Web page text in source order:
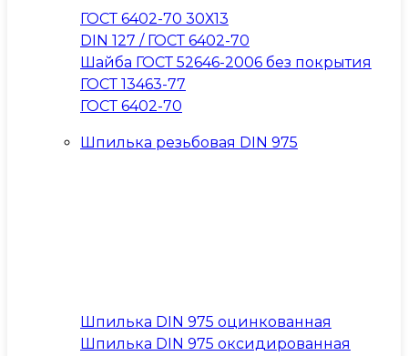
ГОСТ 6402-70 30Х13
DIN 127 / ГОСТ 6402-70
Шайба ГОСТ 52646-2006 без покрытия
ГОСТ 13463-77
ГОСТ 6402-70
Шпилька резьбовая DIN 975
Шпилька DIN 975 оцинкованная
Шпилька DIN 975 оксидированная